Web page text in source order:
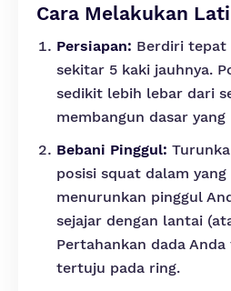
Cara Melakukan
Persiapan: Berdiri tepat
sekitar 5 kaki jauhnya.
sedikit lebih lebar dari
membangun dasar
Bebani Pinggul:
posisi squat dalam
menurunkan pinggul
sejajar dengan lantai
Pertahankan dada
tertuju pada ring.